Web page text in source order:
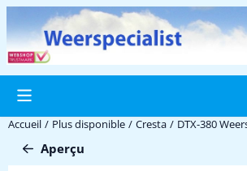
Préférences de cookies disponibles.
Accueil / Plus disponible / Cresta / DTX-380
Aperçu